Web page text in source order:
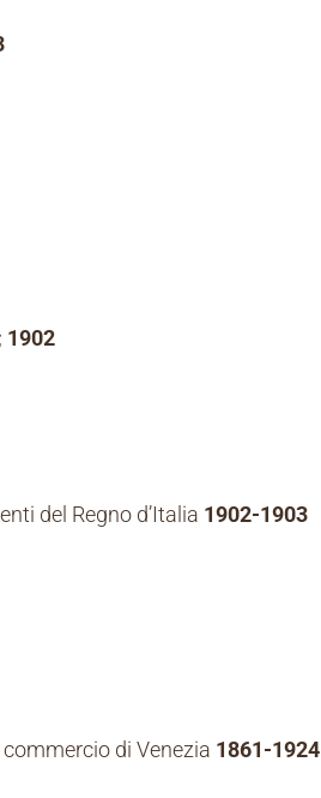
1902
del Regno d’Italia 1902-1903
di Venezia 1861-1924